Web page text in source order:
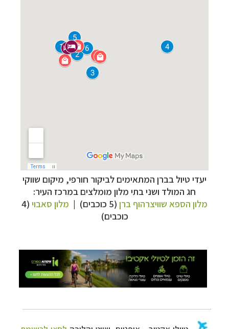
יעדי טיול בברן המתאימים לביקור חורפי, מיקום שווקי
חג המולד ושני בתי מלון מומלצים במרכז העיר:
מלון הספא שוויצרהוף ברן (5 כוכבים) | מלון סאבוי (4
כוכבים)
טיולי אקטיב - אופניים, שייט והליכה לחצו לרשימת
יעדים »
תכנוןטיולים לצפון אמריקהלחצו לרשימת היעדים »
קרוזים והפלגות נופש